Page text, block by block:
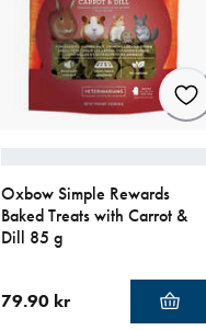
Oxbow Simple Rewards
Baked Treats with Carrot &
Dill 85 g
79.90 kr